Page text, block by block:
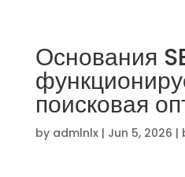
Основания
поисковая
by admlnlx| Jun 5, 2026 |